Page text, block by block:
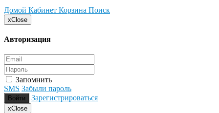
Домой Кабинет Корзина Поиск
xClose
Авторизация
Запомнить
SMS Забыли пароль
Войти Зарегистрироваться
xClose